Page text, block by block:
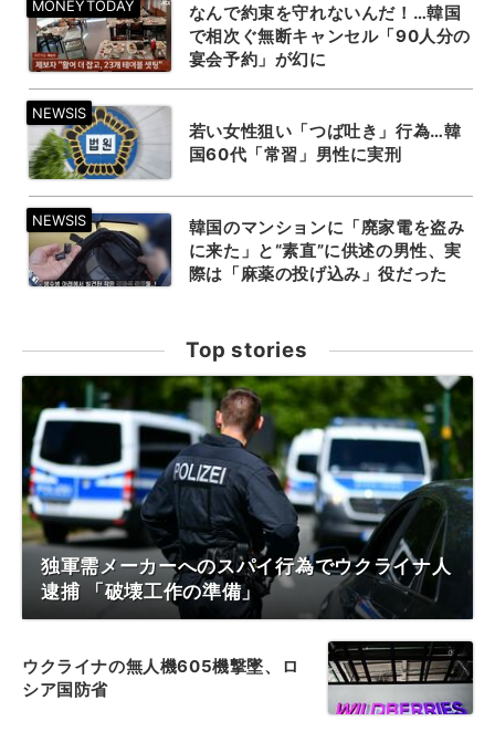
なんで約束を守れないんだ！…韓国
で相次ぐ無断キャンセル「90人分の
宴会予約」が幻に
若い女性狙い「つば吐き」行為…韓
国60代「常習」男性に実刑
韓国のマンションに「廃家電を盗み
に来た」と“素直”に供述の男性、実
際は「麻薬の投げ込み」役だった
Top stories
独軍需メーカーへのスパイ行為でウクライナ人
逮捕 「破壊工作の準備」
ウクライナの無人機605機撃墜、ロ
シア国防省